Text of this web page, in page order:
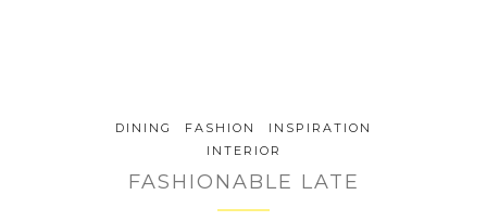
DINING FASHION
INSPIRATION
INTERIOR
FASHIONABLE LATE